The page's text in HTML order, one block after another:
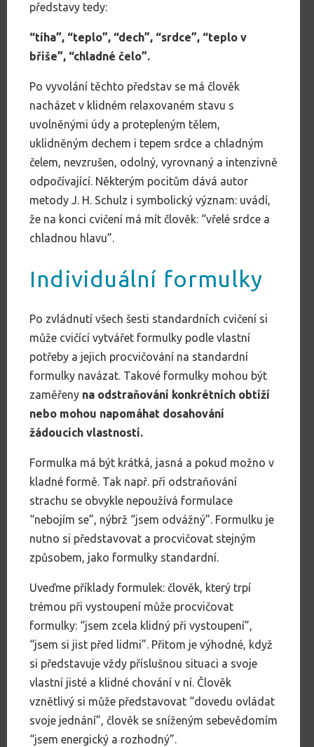
představy tedy:
“tíha”, “teplo”, “dech”, “srdce”, “teplo v
břiše”, “chladné čelo”.
Po vyvolání těchto představ se má člověk
nacházet v klidném relaxovaném stavu s
uvolněnými údy a protepleným tělem,
uklidněným dechem i tepem srdce a chladným
čelem, nevzrušen, odolný, vyrovnaný a intenzivně
odpočívající. Některým pocitům dává autor
metody J. H. Schulz i symbolický význam: uvádí,
že na konci cvičení má mít člověk: “vřelé srdce a
chladnou hlavu”.
Individuální formulky
Po zvládnutí všech šesti standardních cvičení si
může cvičící vytvářet formulky podle vlastní
potřeby a jejich procvičování na standardní
formulky navázat. Takové formulky mohou být
zaměřeny na odstraňování konkrétních obtíží
nebo mohou napomáhat dosahování
žádoucích vlastností.
Formulka má být krátká, jasná a pokud možno v
kladné formě. Tak např. při odstraňování
strachu se obvykle nepoužívá formulace
“nebojím se”, nýbrž “jsem odvážný”. Formulku je
nutno si představovat a procvičovat stejným
způsobem, jako formulky standardní.
Uveďme příklady formulek: člověk, který trpí
trémou při vystoupení může procvičovat
formulky: “jsem zcela klidný při vystoupení”,
“jsem si jist před lidmi”. Přitom je výhodné, když
si představuje vždy příslušnou situaci a svoje
vlastní jisté a klidné chování v ní. Člověk
vznětlivý si může představovat “dovedu ovládat
svoje jednání”, člověk se sníženým sebevědomím
“jsem energický a rozhodný”.